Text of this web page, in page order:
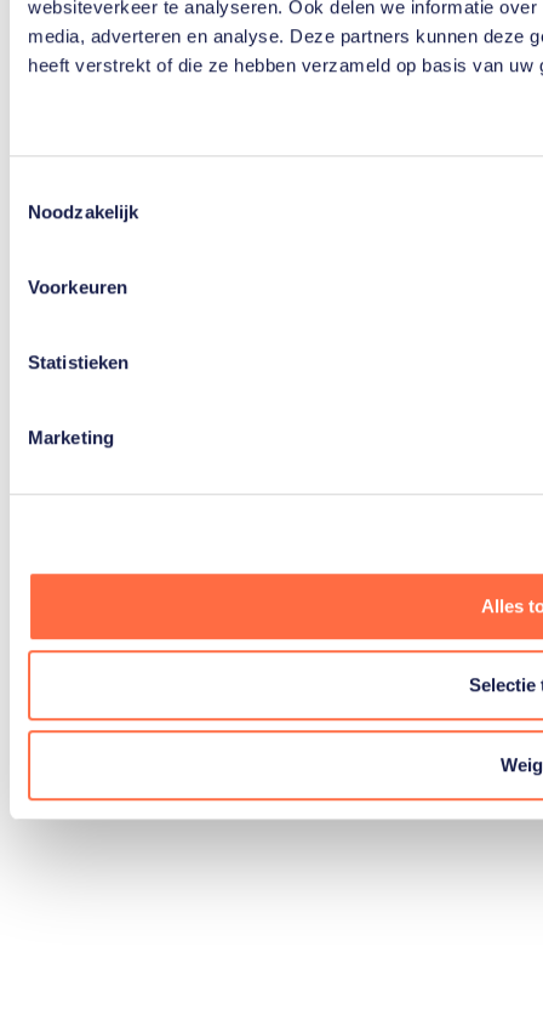
websiteverkeer te analyseren. Ook delen we informatie
media, adverteren en analyse. Deze partners kunnen deze
heeft verstrekt of die ze hebben verzameld op basis van
Noodzakelijk
Voorkeuren
Statistieken
Marketing
Alles
Selectie
Download de TeamNL App